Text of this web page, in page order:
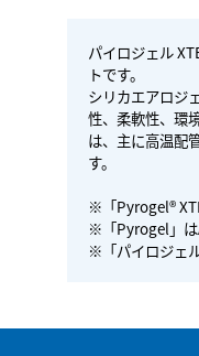
パイロジェル
トです。
シリカエアロジ
性、柔軟性、環
は、主に高温配
す。
※「Pyrogel®
※「Pyrogel」は
※「パイロジェ